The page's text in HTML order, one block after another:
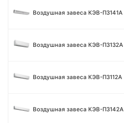
Воздушная завеса КЭВ-П3141A
Воздушная завеса КЭВ-П3132A
Воздушная завеса КЭВ-П3112A
Воздушная завеса КЭВ-П3142A